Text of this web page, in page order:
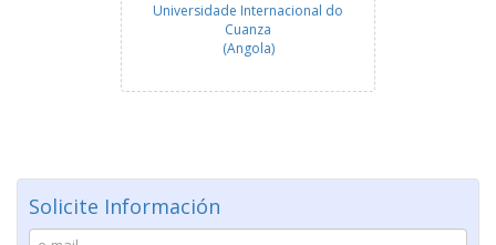
Universidade Internacional do
Cuanza
(Angola)
Universitá Politecnica delle Marche
Solicite Información